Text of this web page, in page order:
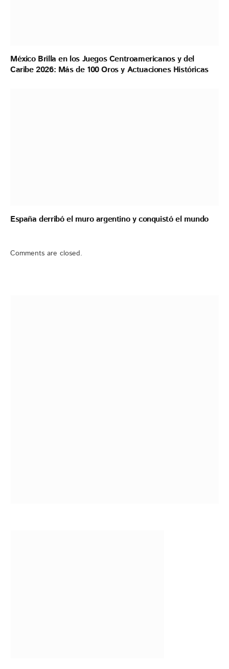
México Brilla en los Juegos Centroamericanos y del
Caribe 2026: Más de 100 Oros y Actuaciones Históricas
España derribó el muro argentino y conquistó el mundo
Comments are closed.